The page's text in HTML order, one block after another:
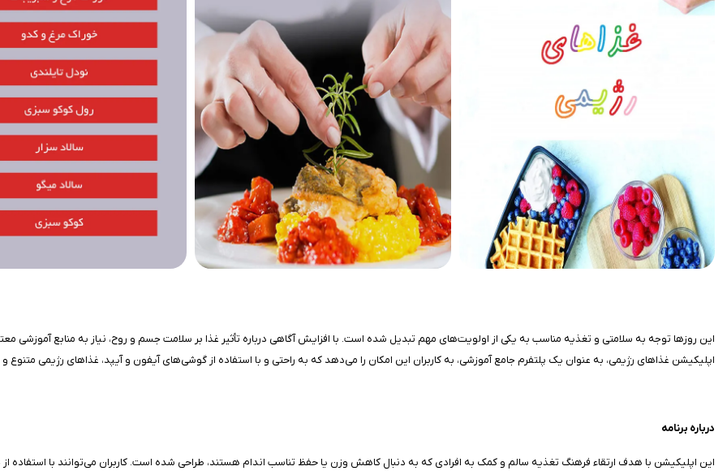
این روزها توجه به سلامتی و تغذیه مناسب به یکی از اولویت‌های مهم تبدیل شده است. با افزایش آگاهی درباره تأثیر غذا بر سلامت جسم و روح، نیاز به منابع
اپلیکیشن غذاهای رژیمی، به عنوان یک پلتفرم جامع آموزشی، به کاربران این امکان را می‌دهد که به راحتی و با استفاده از گوشی‌های آیفون و آیپد، غذاهای رژیمی متنوع و
درباره برنامه
این اپلیکیشن با هدف ارتقاء فرهنگ تغذیه سالم و کمک به افرادی که به دنبال کاهش وزن یا حفظ تناسب اندام هستند، طراحی شده است. کاربران می‌توانند با استفاده از